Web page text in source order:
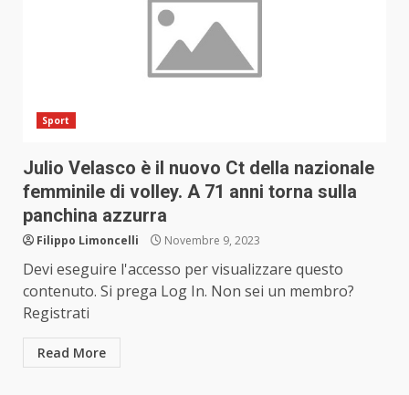
Sport
Julio Velasco è il nuovo Ct della nazionale
femminile di volley. A 71 anni torna sulla
panchina azzurra
Filippo Limoncelli Novembre 9, 2023
Devi eseguire l'accesso per visualizzare questo
contenuto. Si prega Log In. Non sei un membro?
Registrati
Read More